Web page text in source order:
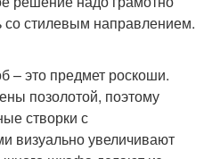
со стилевым направлением.
– это предмет роскоши.
позолотой, поэтому
створки с
визуально увеличивают